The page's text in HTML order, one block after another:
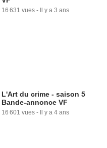
16 631 vues - Il y a 3 ans
L'Art du crime - saison 5
Bande-annonce VF
16 601 vues - Il y a 4 ans